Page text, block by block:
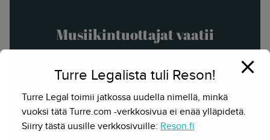
Musiikintuottajat vaatii
PirateBayn piilottamista Elisan
asiakkailta
Herkko Hietanen - 27.5.2011
Turre Legalista tuli Reson!
Turre Legal toimii jatkossa uudella nimellä, minkä
vuoksi tätä Turre.com -verkkosivua ei enää ylläpidetä.
Siirry tästä uusille verkkosivuille: Reson.fi